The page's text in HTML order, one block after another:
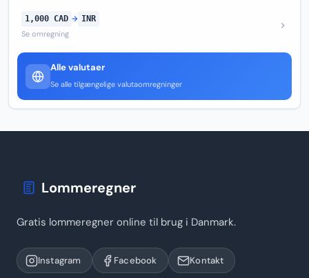
1,000 CAD → INR
Se omregning
Alle valutaer
Se alle tilgængelige valutaomregninger
Lommeregner
Gratis lommeregner online til brug i Danmark.
Instagram Facebook Kontakt